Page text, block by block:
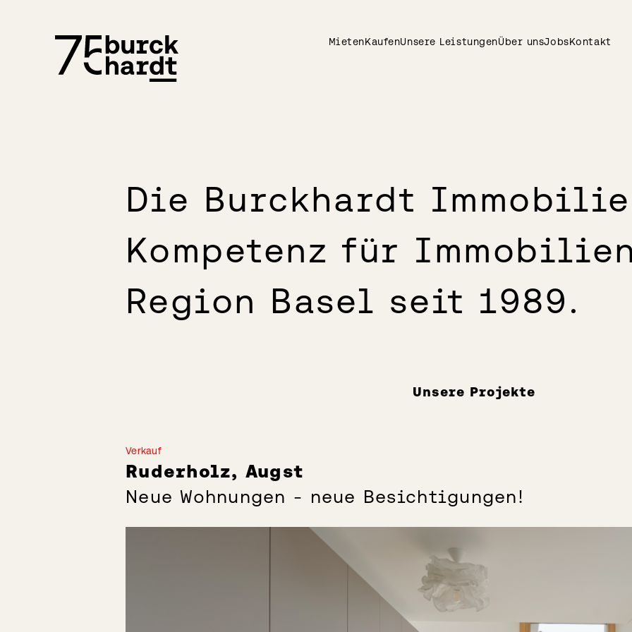
MietenKaufenUnsere LeistungenÜber unsJobsKontakt
Die Burckhardt
Kompetenz für
Region Basel seit 1989.
Unsere Projekte
Verkauf
Ruderholz, Augst
Neue Wohnungen - neue Besichtigungen!